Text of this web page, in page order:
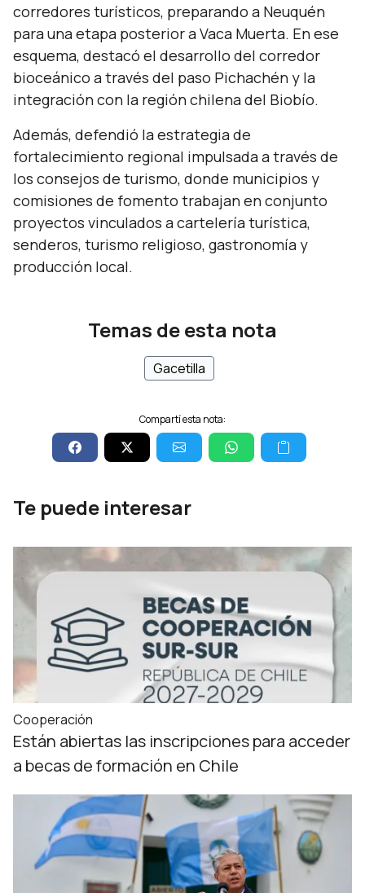
corredores turísticos, preparando a Neuquén
para una etapa posterior a Vaca Muerta. En ese
esquema, destacó el desarrollo del corredor
bioceánico a través del paso Pichachén y la
integración con la región chilena del Biobío.
Además, defendió la estrategia de
fortalecimiento regional impulsada a través de
los consejos de turismo, donde municipios y
comisiones de fomento trabajan en conjunto
proyectos vinculados a cartelería turística,
senderos, turismo religioso, gastronomía y
producción local.
Temas de esta nota
Gacetilla
Compartí esta nota:
Te puede interesar
Cooperación
Están abiertas las inscripciones para acceder
a becas de formación en Chile